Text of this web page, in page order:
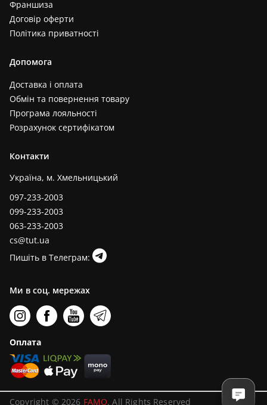
Франшиза
Договір оферти
Політика приватності
Допомога
Доставка і оплата
Обмін та повернення товару
Програма лояльності
Розрахунок сертифікатом
Контакти
Україна, м. Хмельницький
097-233-2003
099-233-2003
063-233-2003
cs@tut.ua
Пишіть в Телеграм:
Ми в соц. мережах
Оплата
Copyright © 2026 FAMO. All Rights Reserved